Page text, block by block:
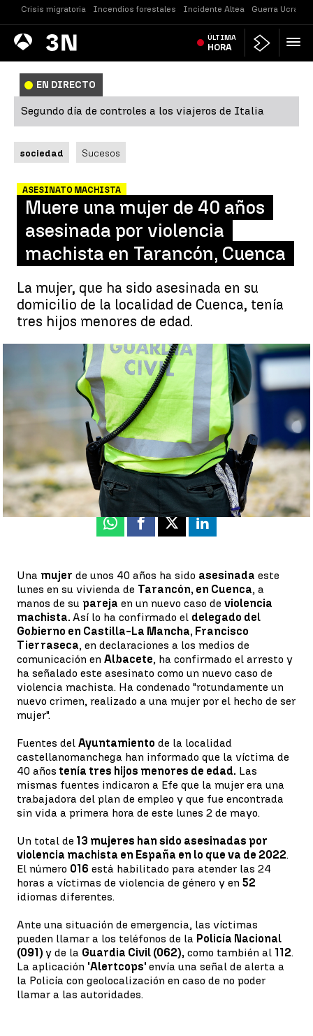
Crisis migratoria Incendios forestales Incidente Altea Guerra Ucrania
Antena
3 Noticias ÚLTIMA
HORA
EN DIRECTO
Segundo día de controles a los viajeros de Italia
sociedad Sucesos
ASESINATO MACHISTA
Muere una mujer de 40 años
asesinada por violencia
machista en Tarancón, Cuenca
La mujer, que ha sido asesinada en su
domicilio de la localidad de Cuenca, tenía
tres hijos menores de edad.
Muere una mujer de 40 años asesinada por violencia machista
en Tarancón, Cuenca |Getty
Luis Alcantud
Actualizado:
02 de mayo de 2022, 15:41
Publicado:02 de mayo de 2022, 13:14
Whatsapp
Facebook
X Linkedin
Una mujer de unos 40 años ha sido asesinada este
lunes en su vivienda de Tarancón, en Cuenca, a
manos de su pareja en un nuevo caso de violencia
machista. Así lo ha confirmado el delegado del
Gobierno en Castilla-La Mancha, Francisco
Tierraseca, en declaraciones a los medios de
comunicación en Albacete, ha confirmado el arresto y
ha señalado este asesinato como un nuevo caso de
violencia machista. Ha condenado "rotundamente un
nuevo crimen, realizado a una mujer por el hecho de ser
mujer".
Fuentes del Ayuntamiento de la localidad
castellanomanchega han informado que la víctima de
40 años tenía tres hijos menores de edad. Las
mismas fuentes indicaron a Efe que la mujer era una
trabajadora del plan de empleo y que fue encontrada
sin vida a primera hora de este lunes 2 de mayo.
Un total de 13 mujeres han sido asesinadas por
violencia machista en España en lo que va de 2022.
El número 016 está habilitado para atender las 24
horas a víctimas de violencia de género y en 52
idiomas diferentes.
Ante una situación de emergencia, las víctimas
pueden llamar a los teléfonos de la Policía Nacional
(091) y de la Guardia Civil (062), como también al 112.
La aplicación 'Alertcops' envía una señal de alerta a
la Policía con geolocalización en caso de no poder
llamar a las autoridades.